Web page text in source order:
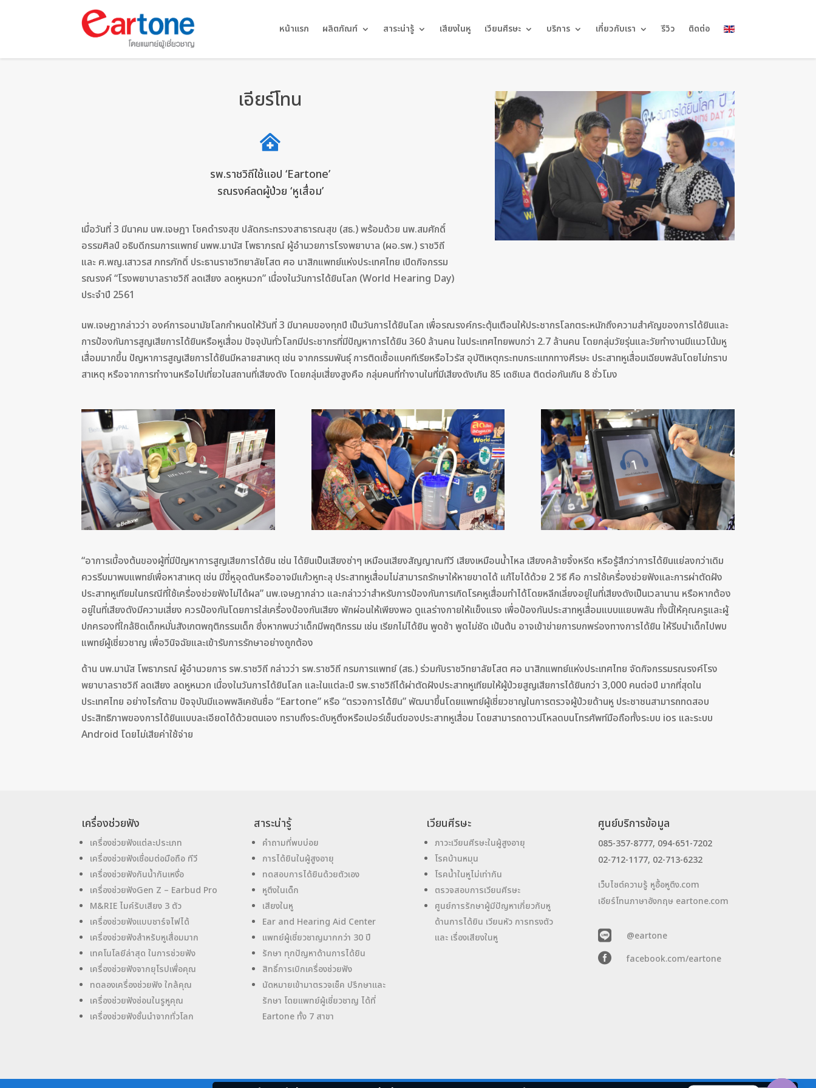
หน้าแรก ผลิตภัณฑ์ สาระน่ารู้ เสียงในหู เวียนศีรษะ บริการ เกี่ยวกับเรา รีวิว ติดต่อ
เอียร์โทน

รพ.ราชวิถีใช้แอป ‘Eartone’
รณรงค์ลดผู้ป่วย ‘หูเสื่อม’
เมื่อวันที่ 3 มีนาคม นพ.เจษฎา โชคดำรงสุข ปลัดกระทรวงสาธารณสุข (สธ.) พร้อมด้วย นพ.สมศักดิ์
อรรฆศิลป์ อธิบดีกรมการแพทย์ นพพ.มานัส โพธาภรณ์ ผู้อำนวยการโรงพยาบาล (ผอ.รพ.) ราชวิถี
และ ศ.พญ.เสาวรส ภทรภักดิ์ ประธานราชวิทยาลัยโสต ศอ นาสิกแพทย์แห่งประเทศไทย เปิดกิจกรรม
รณรงค์ “โรงพยาบาลราชวิถี ลดเสียง ลดหูหนวก” เนื่องในวันการได้ยินโลก (World Hearing Day)
ประจำปี 2561
นพ.เจษฎากล่าวว่า องค์การอนามัยโลกกำหนดให้วันที่ 3 มีนาคมของทุกปี เป็นวันการได้ยินโลก เพื่อรณรงค์กระตุ้นเตือนให้ประชากรโลกตระหนักถึงความสำคัญของการได้ยินและ
การป้องกันการสูญเสียการได้ยินหรือหูเสื่อม ปัจจุบันทั่วโลกมีประชากรที่มีปัญหาการได้ยิน 360 ล้านคน ในประเทศไทยพบกว่า 2.7 ล้านคน โดยกลุ่มวัยรุ่นและวัยทำงานมีแนวโน้มหู
เสื่อมมากขึ้น ปัญหาการสูญเสียการได้ยินมีหลายสาเหตุ เช่น จากกรรมพันธุ์ การติดเชื้อแบคทีเรียหรือไวรัส อุบัติเหตุกระทบกระแทกทางศีรษะ ประสาทหูเสื่อมเฉียบพลันโดยไม่ทราบ
สาเหตุ หรือจากการทำงานหรือไปเที่ยวในสถานที่เสียงดัง โดยกลุ่มเสี่ยงสูงคือ กลุ่มคนที่ทำงานในที่มีเสียงดังเกิน 85 เดซิเบล ติดต่อกันเกิน 8 ชั่วโมง
“อาการเบื้องต้นของผู้ที่มีปัญหาการสูญเสียการได้ยิน เช่น ได้ยินเป็นเสียงซ่าๆ เหมือนเสียงสัญญาณทีวี เสียงเหมือนน้ำไหล เสียงคล้ายจิ้งหรีด หรือรู้สึกว่าการได้ยินแย่ลงกว่าเดิม
ควรรีบมาพบแพทย์เพื่อหาสาเหตุ เช่น มีขี้หูอุดตันหรืออาจมีแก้วหูทะลุ ประสาทหูเสื่อมไม่สามารถรักษาให้หายขาดได้ แก้ไขได้ด้วย 2 วิธี คือ การใช้เครื่องช่วยฟังและการผ่าตัดฝัง
ประสาทหูเทียมในกรณีที่ใช้เครื่องช่วยฟังไม่ได้ผล” นพ.เจษฎากล่าว และกล่าวว่าสำหรับการป้องกันการเกิดโรคหูเสื่อมทำได้โดยหลีกเลี่ยงอยู่ในที่เสียงดังเป็นเวลานาน หรือหากต้อง
อยู่ในที่เสียงดังมีความเสี่ยง ควรป้องกันโดยการใส่เครื่องป้องกันเสียง พักผ่อนให้เพียงพอ ดูแลร่างกายให้แข็งแรง เพื่อป้องกันประสาทหูเสื่อมแบบเแยบพลัน ทั้งนี้ให้คุณครูและผู้
ปกครองที่ใกล้ชิดเด็กหมั่นสังเกตพฤติกรรมเด็ก ซึ่งหากพบว่าเด็กมีพฤติกรรม เช่น เรียกไม่ได้ยิน พูดช้า พูดไม่ชัด เป้นต้น อาจเข้าข่ายการบกพร่องทางการได้ยิน ให้รีบนำเด็กไปพบ
แพทย์ผู้เชี่ยวชาญ เพื่อวินิจฉัยและเข้ารับการรักษาอย่างถูกต้อง
ด้าน นพ.มานัส โพธาภรณ์ ผู้อำนวยการ รพ.ราชวิถี กล่าวว่า รพ.ราชวิถี กรมการแพทย์ (สธ.) ร่วมกับราชวิทยาลัยโสต ศอ นาสิกแพทย์แห่งประเทศไทย จัดกิจกรรมรณรงค์โรง
พยาบาลราชวิถี ลดเสียง ลดหูหนวก เนื่องในวันการได้ยินโลก และในแต่ละปี รพ.ราชวิถีได้ผ่าตัดฝังประสาทหูเทียมให้ผู้ป่วยสูญเสียการได้ยินกว่า 3,000 คนต่อปี มากที่สุดใน
ประเทศไทย อย่างไรก้ตาม ปัจจุบันมีแอพพลิเคชันชื่อ “Eartone” หรือ “ตรวจการได้ยิน” พัฒนาขึ้นโดยแพทย์ผู้เชี่ยวชาญในการตรวจผู้ป่วยด้านหู ประชาชนสามารถทดสอบ
ประสิทธิภาพของการได้ยินแบบละเอียดได้ด้วยตนเอง ทราบถึงระดับหูตึงหรือเปอร์เซ็นต์ของประสาทหูเสื่อม โดยสามารถดาวน์โหลดบนโทรศัพท์มือถือทั้งระบบ ios และระบบ
Android โดยไม่เสียค่าใช้จ่าย
เครื่องช่วยฟัง
เครื่องช่วยฟังแต่ละประเภท
เครื่องช่วยฟังเชื่อมต่อมือถือ ทีวี
เครื่องช่วยฟังกันน้ำกันเหงื่อ
เครื่องช่วยฟังGen Z – Earbud Pro
M&RIE ไมค์รับเสียง 3 ตัว
เครื่องช่วยฟังแบบชาร์จไฟได้
เครื่องช่วยฟังสำหรับหูเสื่อมมาก
เทคโนโลยีล่าสุด ในการช่วยฟัง
เครื่องช่วยฟังจากยุโรปเพื่อคุณ
ทดลองเครื่องช่วยฟัง ใกล้คุณ
เครื่องช่วยฟังซ่อนในรูหูคุณ
เครื่องช่วยฟังชั้นนำจากทั่วโลก
สาระน่ารู้
คำถามที่พบบ่อย
การได้ยินในผู้สูงอายุ
ทดสอบการได้ยินด้วยตัวเอง
หูตึงในเด็ก
เสียงในหู
Ear and Hearing Aid Center
แพทย์ผู้เชี่ยวชาญมากกว่า 30 ปี
รักษา ทุกปัญหาด้านการได้ยิน
สิทธิ์การเบิกเครื่องช่วยฟัง
นัดหมายเข้ามาตรวจเช็ค ปรึกษาและ
รักษา โดยแพทย์ผู้เชี่ยวชาญ ได้ที่
Eartone ทั้ง 7 สาขา
เวียนศีรษะ
ภาวะเวียนศีรษะในผู้สูงอายุ
โรคบ้านหมุน
โรคน้ำในหูไม่เท่ากัน
ตรวจสอบการเวียนศีรษะ
ศูนย์การรักษาผู้มีปัญหาเกี่ยวกับหู
ด้านการได้ยิน เวียนหัว การทรงตัว
และ เรื่องเสียงในหู
ศูนย์บริการข้อมูล
085-357-8777, 094-651-7202
02-712-1177, 02-713-6232
เว็บไซต์ความรู้ หูอื้อหูตึง.com
เอียร์โทนภาษาอังกฤษ eartone.com
 @eartone
 facebook.com/eartone